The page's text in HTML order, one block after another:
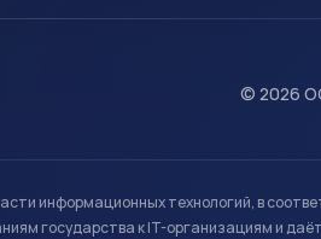
© 2026
информационных технологий, в
государства к IT-организациям и